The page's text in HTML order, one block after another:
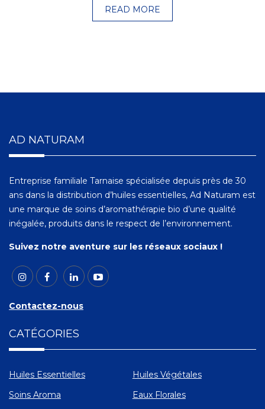
READ MORE
AD NATURAM
Entreprise familiale Tarnaise spécialisée depuis près de 30
ans dans la distribution d’huiles essentielles, Ad Naturam est
une marque de soins d’aromathérapie bio d’une qualité
inégalée, produits dans le respect de l’environnement.
Suivez notre aventure sur les réseaux sociaux !
Contactez-nous
CATÉGORIES
Huiles Essentielles
Huiles Végétales
Soins Aroma
Eaux Florales